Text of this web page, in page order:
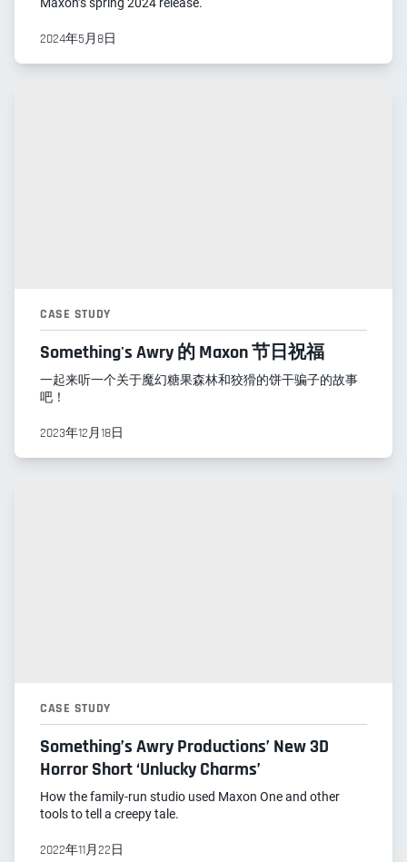
Maxon’s spring 2024 release.
2024年5月8日
CASE STUDY
Something's Awry 的 Maxon 节日祝福
一起来听一个关于魔幻糖果森林和狡猾的饼干骗子的故事
吧！
2023年12月18日
CASE STUDY
Something’s Awry Productions’ New 3D
Horror Short ‘Unlucky Charms’
How the family-run studio used Maxon One and other
tools to tell a creepy tale.
2022年11月22日